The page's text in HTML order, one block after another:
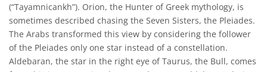
(“Tayamnicankh”). Orion, the Hunter of Greek mythology, is
sometimes described chasing the Seven Sisters, the Pleiades.
The Arabs transformed this view by considering the follower
of the Pleiades only one star instead of a constellation.
Aldebaran, the star in the right eye of Taurus, the Bull, comes